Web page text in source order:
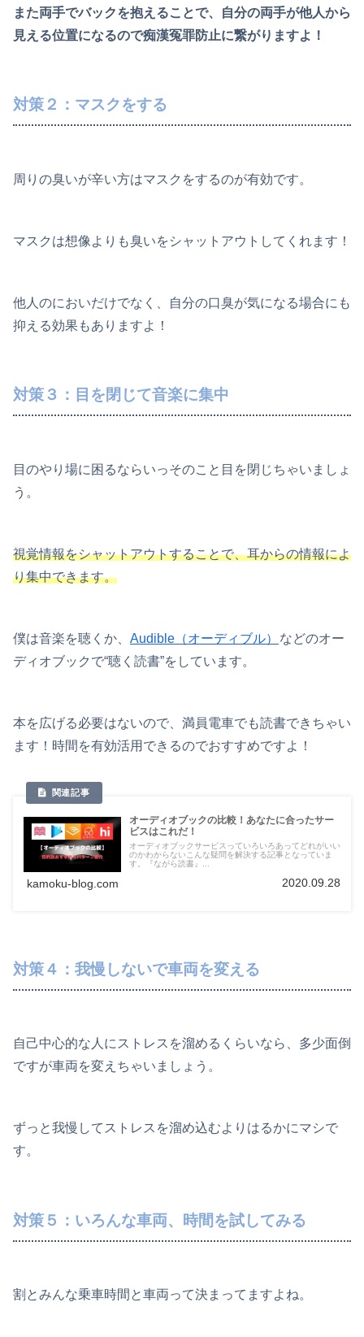
また両手でバックを抱えることで、自分の両手が他人から
見える位置になるので痴漢冤罪防止に繋がりますよ！
対策２：マスクをする
周りの臭いが辛い方はマスクをするのが有効です。
マスクは想像よりも臭いをシャットアウトしてくれます！
他人のにおいだけでなく、自分の口臭が気になる場合にも
抑える効果もありますよ！
対策３：目を閉じて音楽に集中
目のやり場に困るならいっそのこと目を閉じちゃいましょ
う。
視覚情報をシャットアウトすることで、耳からの情報によ
り集中できます。
僕は音楽を聴くか、 Audible（オーディブル）
などのオー
ディオブックで“聴く読書”をしています。
本を広げる必要はないので、満員電車でも読書できちゃい
ます！時間を有効活用できるのでおすすめですよ！
オーディオブックの比較！あなたに合ったサー
ビスはこれだ！
オーディオブックサービスっていろいろあってどれがいい
のかわからないこんな疑問を解決する記事となっていま
す。『ながら読書』...
kamoku-blog.com 2020.09.28
対策４：我慢しないで車両を変える
自己中心的な人にストレスを溜めるくらいなら、多少面倒
ですが車両を変えちゃいましょう。
ずっと我慢してストレスを溜め込むよりはるかにマシで
す。
対策５：いろんな車両、時間を試してみる
割とみんな乗車時間と車両って決まってますよね。